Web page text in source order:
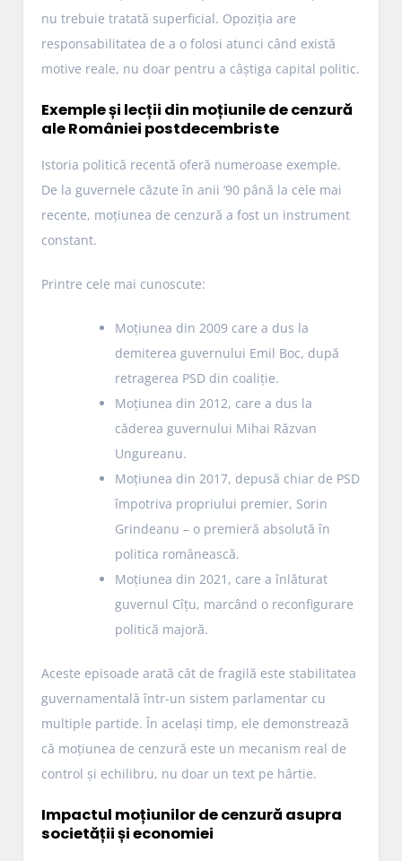
nu trebuie tratată superficial. Opoziția are
responsabilitatea de a o folosi atunci când există
motive reale, nu doar pentru a câștiga capital politic.
Exemple și lecții din moțiunile de cenzură
ale României postdecembriste
Istoria politică recentă oferă numeroase exemple.
De la guvernele căzute în anii ’90 până la cele mai
recente, moțiunea de cenzură a fost un instrument
constant.
Printre cele mai cunoscute:
Moțiunea din 2009 care a dus la
demiterea guvernului Emil Boc, după
retragerea PSD din coaliție.
Moțiunea din 2012, care a dus la
căderea guvernului Mihai Răzvan
Ungureanu.
Moțiunea din 2017, depusă chiar de PSD
împotriva propriului premier, Sorin
Grindeanu – o premieră absolută în
politica românească.
Moțiunea din 2021, care a înlăturat
guvernul Cîțu, marcând o reconfigurare
politică majoră.
Aceste episoade arată cât de fragilă este stabilitatea
guvernamentală într-un sistem parlamentar cu
multiple partide. În același timp, ele demonstrează
că moțiunea de cenzură este un mecanism real de
control și echilibru, nu doar un text pe hârtie.
Impactul moțiunilor de cenzură asupra
societății și economiei